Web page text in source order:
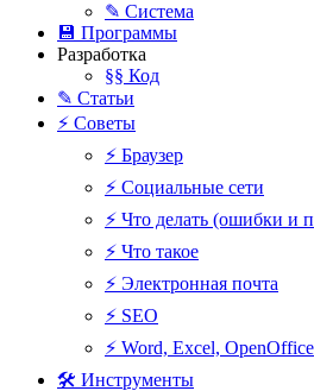
✎ Система
💾 Программы
Разработка
§§ Код
✎ Статьи
⚡ Советы
⚡ Браузер
⚡ Социальные сети
⚡ Что делать (ошибки и
⚡ Что такое
⚡ Электронная почта
⚡ SEO
⚡ Word, Excel, OpenOffice
🛠 Инструменты